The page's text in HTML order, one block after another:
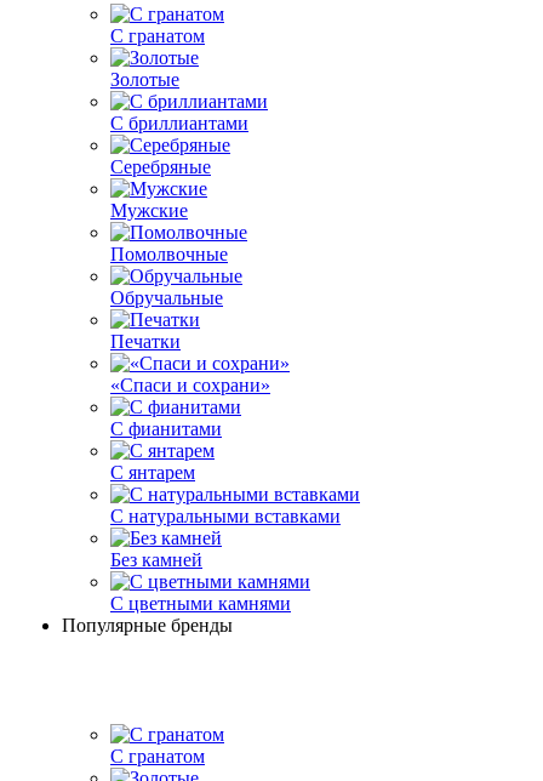
С гранатом
Золотые
С бриллиантами
Серебряные
Мужские
Помолвочные
Обручальные
Печатки
«Спаси и сохрани»
С фианитами
С янтарем
С натуральными вставками
Без камней
С цветными камнями
Популярные бренды
С гранатом